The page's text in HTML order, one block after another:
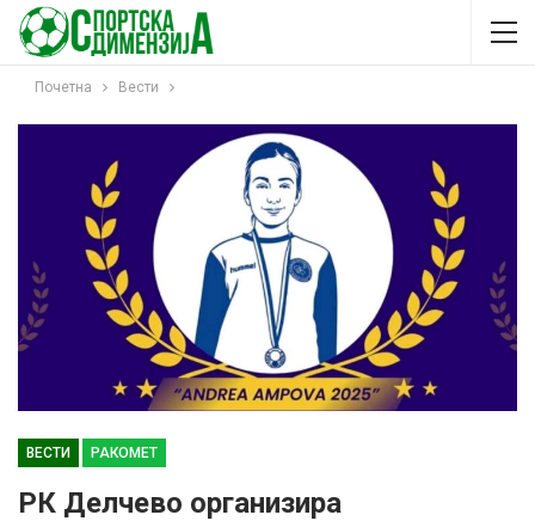
Почетна Вести
ВЕСТИ РАКОМЕТ
РК Делчево организира